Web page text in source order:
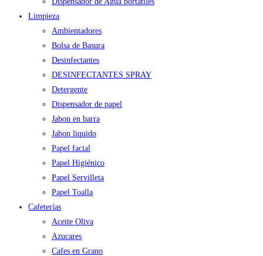
Limpieza
Ambientadores
Bolsa de Basura
Desinfectantes
DESINFECTANTES SPRAY
Detergente
Dispensador de papel
Jabon en barra
Jabon liquido
Papel facial
Papel Higiénico
Papel Servilleta
Papel Toalla
Cafeterías
Aceite Oliva
Azucares
Cafes en Grano